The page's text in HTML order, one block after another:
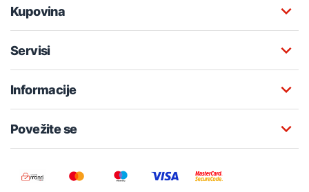
Kupovina
Servisi
Informacije
Povežite se